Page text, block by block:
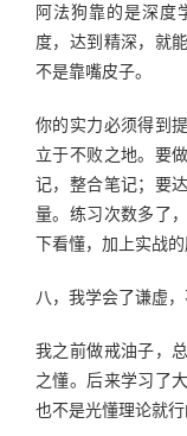
阿法狗靠的是深度
度，达到精深，就
不是靠嘴皮子。
你的实力必须得到
立于不败之地。要
记，整合笔记；要
量。练习次数多了
下看懂，加上实战的
八，我学会了谦虚
我之前做戒油子，
之懂。后来学习了
也不是光懂理论就行